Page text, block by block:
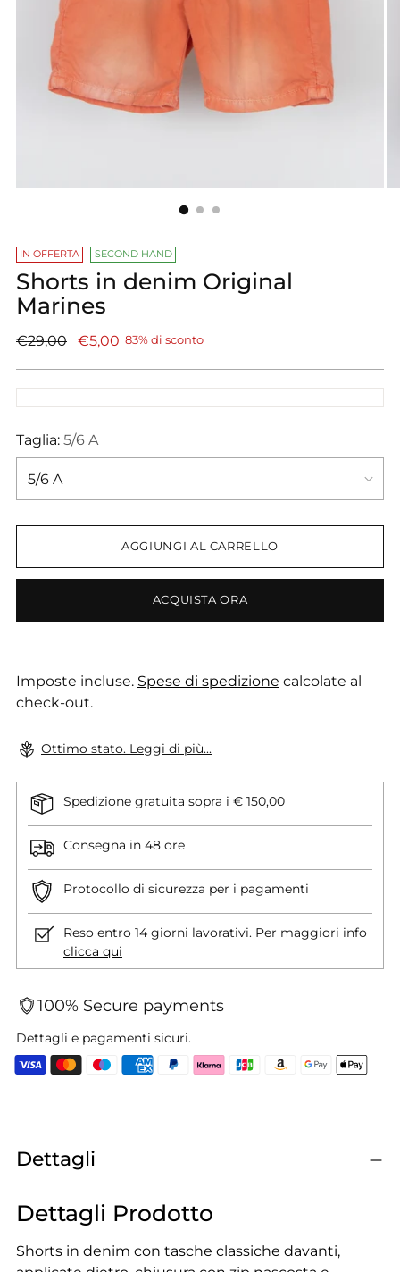
IN OFFERTA SECOND HAND
Shorts in denim Original
Marines
Prezzo
€29,00 €5,00 83% di sconto
Taglia: 5/6 A
AGGIUNGI AL CARRELLO
ACQUISTA ORA
Imposte incluse. Spese di spedizione calcolate al
check-out.
Ottimo stato. Leggi di più...
Spedizione gratuita sopra i € 150,00
Consegna in 48 ore
Protocollo di sicurezza per i pagamenti
Reso entro 14 giorni lavorativi. Per maggiori info
clicca qui
100% Secure payments
Dettagli e pagamenti sicuri.
prodotto
al
Dettagli
Dettagli Prodotto
Shorts in denim con tasche classiche davanti,